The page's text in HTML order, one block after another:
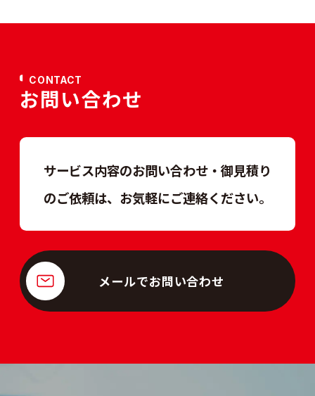
お問い合わせ
CONTACT
サービス内容のお問い合わせ・御見積り
のご依頼は、 お気軽にご連絡ください。
メールでお問い合わせ